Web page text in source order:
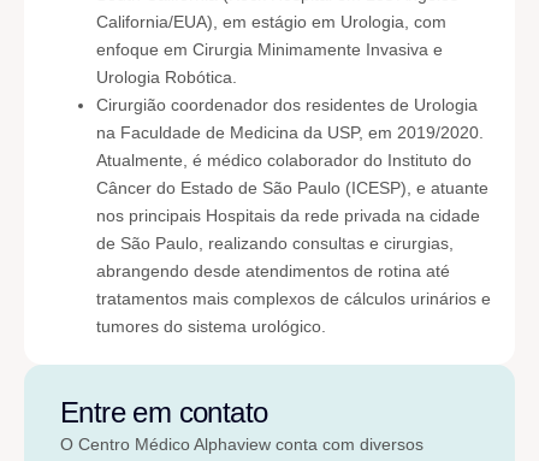
California/EUA), em estágio em Urologia, com
enfoque em Cirurgia Minimamente Invasiva e
Urologia Robótica.
Cirurgião coordenador dos residentes de Urologia
na Faculdade de Medicina da USP, em 2019/2020.
Atualmente, é médico colaborador do Instituto do
Câncer do Estado de São Paulo (ICESP), e atuante
nos principais Hospitais da rede privada na cidade
de São Paulo, realizando consultas e cirurgias,
abrangendo desde atendimentos de rotina até
tratamentos mais complexos de cálculos urinários e
tumores do sistema urológico.
Entre em contato
O Centro Médico Alphaview conta com diversos